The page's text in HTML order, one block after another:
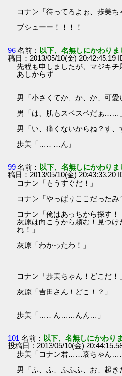
コナン「待ってろよぉ、歩美ち
ブシューー！！！！
96 名前： 以下、名無しにかわり
稿日：2013/05/10(金) 20:42:45.19
先程も申しましたが、マジキ
あしからず
男「小さくてか、か、か、可
男「は、肌もスベスベだぁ……
男「い、痛くないからね？す、
歩美「………ん」
99 名前： 以下、名無しにかわり
稿日：2013/05/10(金) 20:43:33.20
コナン「もうすぐだ！」
コナン「やっぱりここだったみ
コナン「俺はあっちから探す！
灰原は向こうから頼む！見つけ
れ！」
灰原「わかったわ！」
コナン「歩美ちゃん！どこだ！」
灰原「吉田さん！どこ！？」
歩美「……ん……んん…」
101 名前： 以下、名無しにかわり
投稿日：2013/05/10(金)
歩美「コナン君……哀ちゃん
男「ふ、ふ、ふふふ、お、起き